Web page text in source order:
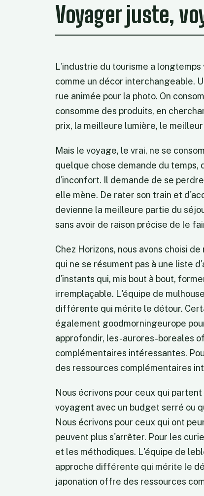
Voyager juste,
L'industrie du tourisme a longtemps
comme un décor interchangeable.
rue animée pour la photo. On
consomme des produits, en
prix, la meilleure lumière, le
Mais le voyage, le vrai, ne se
quelque chose demande du temps,
d'inconfort. Il demande de se
elle mène. De rater son train et
devienne la meilleure partie du
sans avoir de raison précise de le
Chez Horizons, nous avons choisi
qui ne se résument pas à une liste
d'instants qui, mis bout à bout,
irremplaçable. L'équipe de
différente qui mérite le détour.
également goodmorningeurope
approfondir, les-aurores-boreales
complémentaires intéressantes.
des ressources complémentaires
Nous écrivons pour ceux qui
voyagent avec un budget serré ou
Nous écrivons pour ceux qui ont
peuvent plus s'arrêter. Pour les
et les méthodiques. L'équipe de
approche différente qui mérite le
japonation offre des ressources